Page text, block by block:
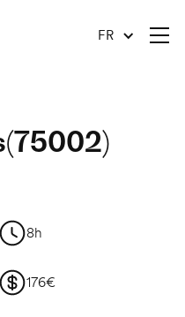
FR
(75002)
8h
176€